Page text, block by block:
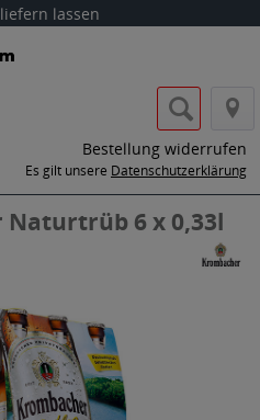
lassen
Bestellung widerrufen
Es gilt unsere Datenschutzerklärung
Naturtrüb 6 x 0,33l